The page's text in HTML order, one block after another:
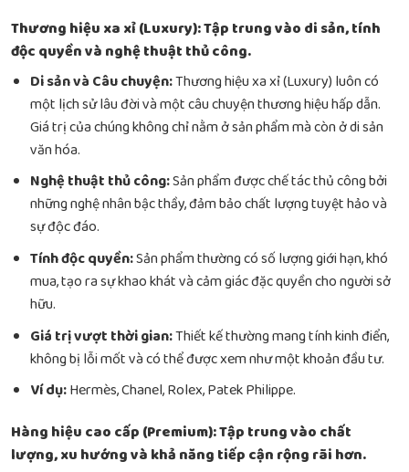
Thương hiệu xa xỉ (Luxury): Tập trung vào di sản, tính
độc quyền và nghệ thuật thủ công.
Di sản và Câu chuyện:Thương hiệu xa xỉ (Luxury) luôn có
một lịch sử lâu đời và một câu chuyện thương hiệu hấp dẫn.
Giá trị của chúng không chỉ nằm ở sản phẩm mà còn ở di sản
văn hóa.
Nghệ thuật thủ công:Sản phẩm được chế tác thủ công bởi
những nghệ nhân bậc thầy, đảm bảo chất lượng tuyệt hảo và
sự độc đáo.
Tính độc quyền:Sản phẩm thường có số lượng giới hạn, khó
mua, tạo ra sự khao khát và cảm giác đặc quyền cho người sở
hữu.
Giá trị vượt thời gian:Thiết kế thường mang tính kinh điển,
không bị lỗi mốt và có thể được xem như một khoản đầu tư.
Ví dụ:Hermès, Chanel, Rolex, Patek Philippe.
Hàng hiệu cao cấp (Premium): Tập trung vào chất
lượng, xu hướng và khả năng tiếp cận rộng rãi hơn.